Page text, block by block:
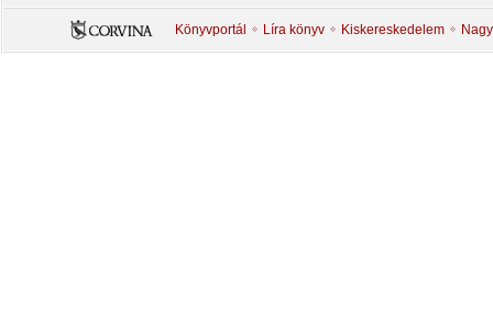
Könyvportál Líra könyv Kiskereskedelem